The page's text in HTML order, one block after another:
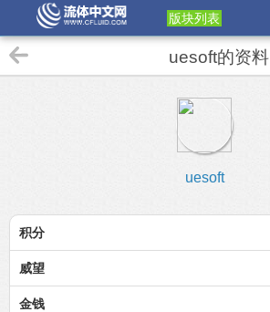
版块列表
uesoft的资料
uesoft
积分
威望
金钱